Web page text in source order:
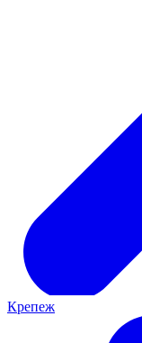
Крепеж